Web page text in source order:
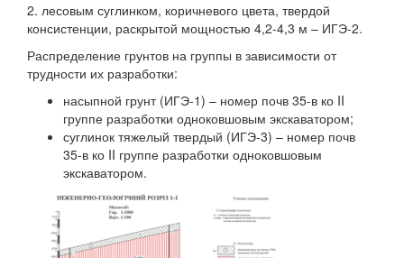
2. лесовым суглинком, коричневого цвета, твердой
консистенции, раскрытой мощностью 4,2-4,3 м – ИГЭ-2.
Распределение грунтов на группы в зависимости от
трудности их разработки:
насыпной грунт (ИГЭ-1) – номер почв 35-в ко II
группе разработки одноковшовым экскаватором;
суглинок тяжелый твердый (ИГЭ-3) – номер почв
35-в ко II группе разработки одноковшовым
экскаватором.